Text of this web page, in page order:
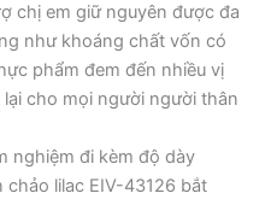
chị em giữ nguyên được đa
như khoáng chất vốn có
phẩm đem đến nhiều vị
cho mọi người người thân
nghiệm đi kèm độ dày
lilac EIV-43126 bắt